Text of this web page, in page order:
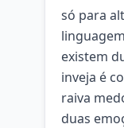
só para
existem
inveja é
raiva
duas